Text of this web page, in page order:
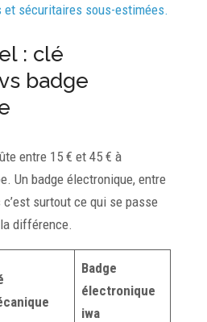
et sécuritaires sous-estimées.
: clé
badge
entre 15 € et 45 € à
Un badge électronique, entre
surtout ce qui se passe
différence.
Badge
électronique
iwa